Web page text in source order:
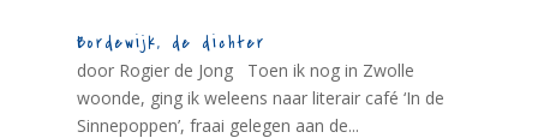
Bordewijk, de dichter
door Rogier de Jong Toen ik nog in Zwolle
woonde, ging ik weleens naar literair café ‘In de
Sinnepoppen’, fraai gelegen aan de...